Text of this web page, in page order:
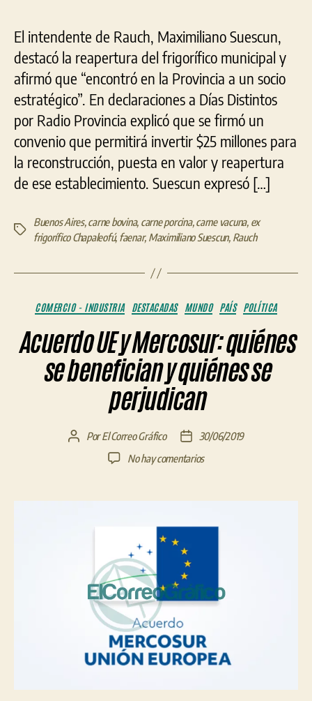
El intendente de Rauch, Maximiliano Suescun,
destacó la reapertura del frigorífico municipal y
afirmó que “encontró en la Provincia a un socio
estratégico”. En declaraciones a Días Distintos
por Radio Provincia explicó que se firmó un
convenio que permitirá invertir $25 millones para
la reconstrucción, puesta en valor y reapertura
de ese establecimiento. Suescun expresó […]
Etiquetas
Buenos Aires,carne bovina, carne porcina,carne vacuna, ex
frigorífico Chapaleofú, faenar, Maximiliano Suescun, Rauch
Categorías
COMERCIO - INDUSTRIA DESTACADAS MUNDO PAÍS POLÍTICA
Acuerdo UE y Mercosur: quiénes
se benefician y quiénes se
perjudican
AutorPorEl Correo Gráfico
Fecha
de
30/06/2019
No hay comentariosen
y
quiénes